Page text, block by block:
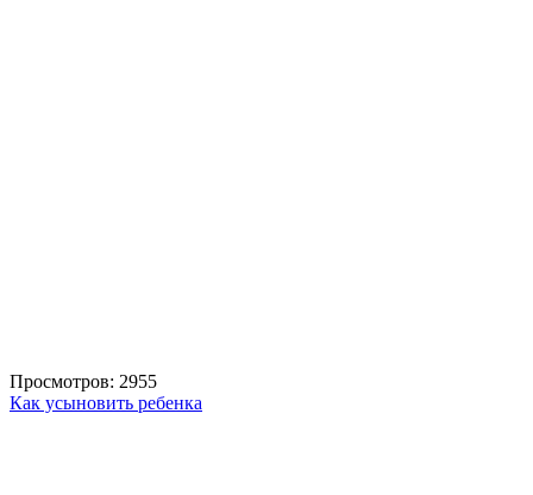
Просмотров: 2955
Как усыновить ребенка